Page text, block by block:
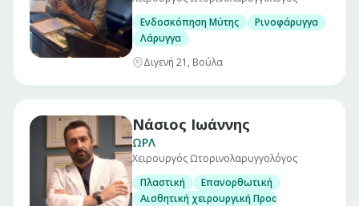
Ενδοσκόπηση Μύτης
Ρινοφάρυγγα
Λάρυγγα
Διγενή 21, Βούλα
Νάσιος Ιωάννης
ΩΡΛ
Χειρουργός Ωτορινολαρυγγολόγος
Πλαστική
Επανορθωτική
Αισθητική χειρουργική Προσώπου